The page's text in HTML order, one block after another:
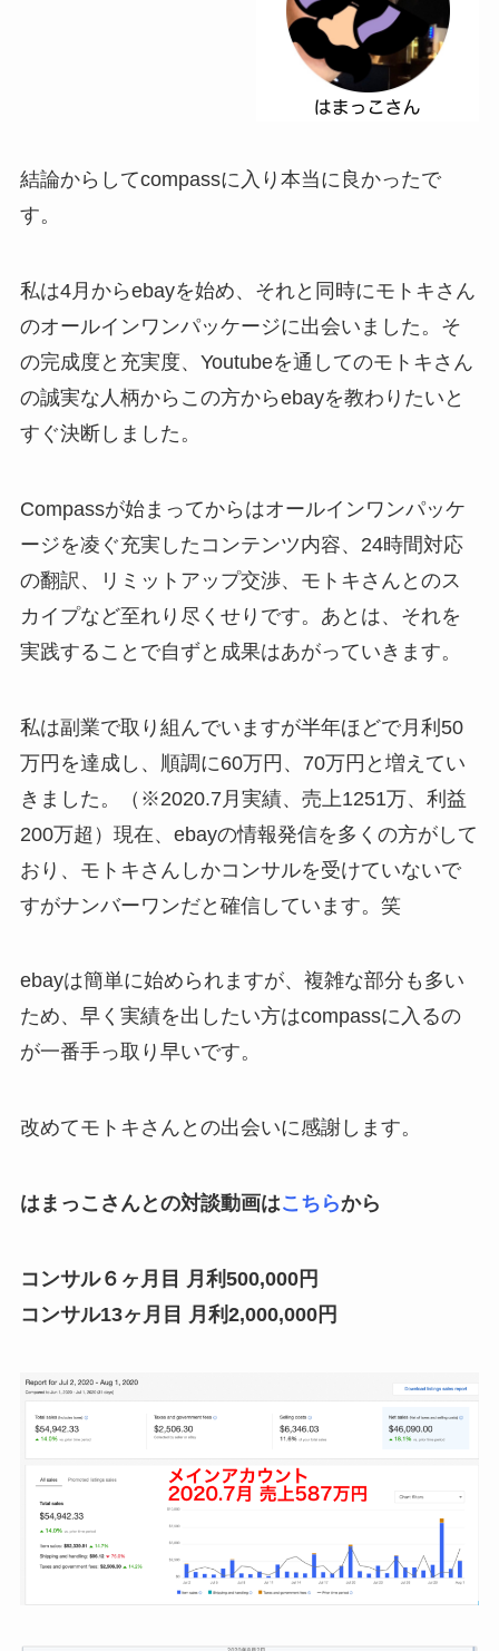
結論からしてcompassに入り本当に良かったで
す。
私は4月からebayを始め、それと同時にモトキさん
のオールインワンパッケージに出会いました。そ
の完成度と充実度、Youtubeを通してのモトキさん
の誠実な人柄からこの方からebayを教わりたいと
すぐ決断しました。
Compassが始まってからはオールインワンパッケ
ージを凌ぐ充実したコンテンツ内容、24時間対応
の翻訳、リミットアップ交渉、モトキさんとのス
カイプなど至れり尽くせりです。あとは、それを
実践することで自ずと成果はあがっていきます。
私は副業で取り組んでいますが半年ほどで月利50
万円を達成し、順調に60万円、70万円と増えてい
きました。（※2020.7月実績、売上1251万、利益
200万超）現在、ebayの情報発信を多くの方がして
おり、モトキさんしかコンサルを受けていないで
すがナンバーワンだと確信しています。笑
ebayは簡単に始められますが、複雑な部分も多い
ため、早く実績を出したい方はcompassに入るの
が一番手っ取り早いです。
改めてモトキさんとの出会いに感謝します。
はまっこさんとの対談動画はこちらから
コンサル６ヶ月目 月利500,000円
コンサル13ヶ月目 月利2,000,000円